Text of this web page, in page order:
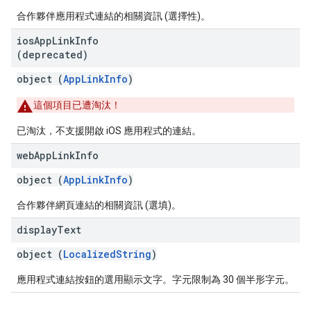
合作夥伴應用程式連結的相關資訊 (選擇性)。
iosAppLinkInfo
(deprecated)
object (AppLinkInfo)
這個項目已遭淘汰！
已淘汰，不支援開啟 iOS 應用程式的連結。
webAppLinkInfo
object (AppLinkInfo)
合作夥伴網頁連結的相關資訊 (選填)。
displayText
object (LocalizedString)
應用程式連結按鈕的選用顯示文字。字元限制為 30 個半形字元。